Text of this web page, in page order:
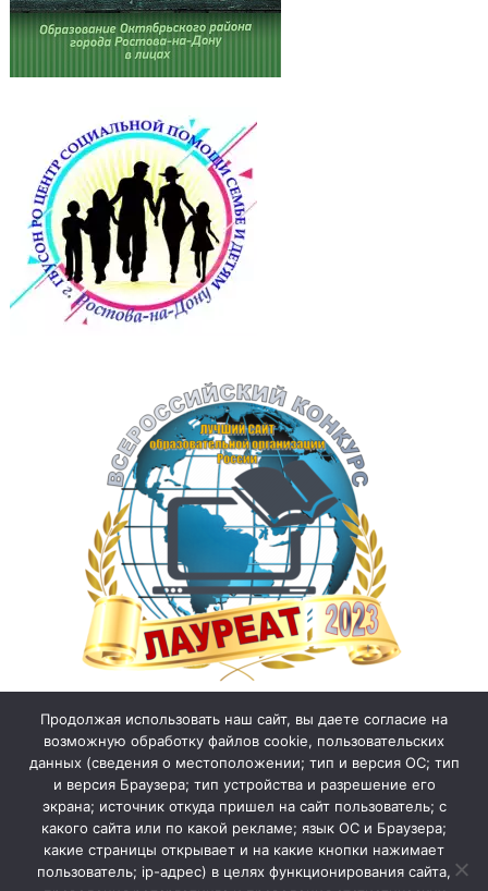
Продолжая использовать наш сайт, вы даете согласие на
возможную обработку файлов cookie, пользовательских
данных (сведения о местоположении; тип и версия ОС; тип
и версия Браузера; тип устройства и разрешение его
экрана; источник откуда пришел на сайт пользователь; с
какого сайта или по какой рекламе; язык ОС и Браузера;
какие страницы открывает и на какие кнопки нажимает
пользователь; ip-адрес) в целях функционирования сайта,